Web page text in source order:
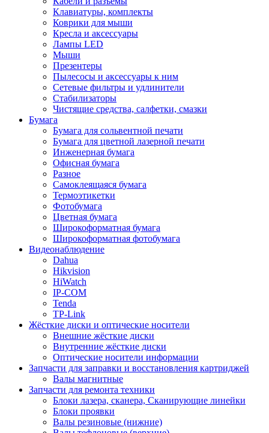
Клавиатуры, комплекты
Коврики для мыши
Кресла и аксессуары
Лампы LED
Мыши
Презентеры
Пылесосы и аксессуары к ним
Сетевые фильтры и удлинители
Стабилизаторы
Чистящие средства, салфетки, смазки
Бумага
Бумага для сольвентной печати
Бумага для цветной лазерной печати
Инженерная бумага
Офисная бумага
Разное
Самоклеящаяся бумага
Термоэтикетки
Фотобумага
Цветная бумага
Широкоформатная бумага
Широкоформатная фотобумага
Видеонаблюдение
Dahua
Hikvision
HiWatch
IP-COM
Tenda
TP-Link
Жёсткие диски и оптические носители
Внешние жёсткие диски
Внутренние жёсткие диски
Оптические носители информации
Запчасти для заправки и восстановления картриджей
Валы магнитные
Запчасти для ремонта техники
Блоки лазера, сканера, Сканирующие линейки
Блоки проявки
Валы резиновые (нижние)